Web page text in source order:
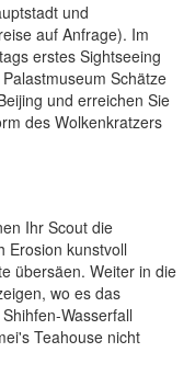
und
auf Anfrage). Im
erstes Sightseeing
Schätze
und erreichen Sie
des Wolkenkratzers
Ihr Scout die
Erosion kunstvoll
übersäen. Weiter in die
wo es das
Wasserfall
Teahouse nicht